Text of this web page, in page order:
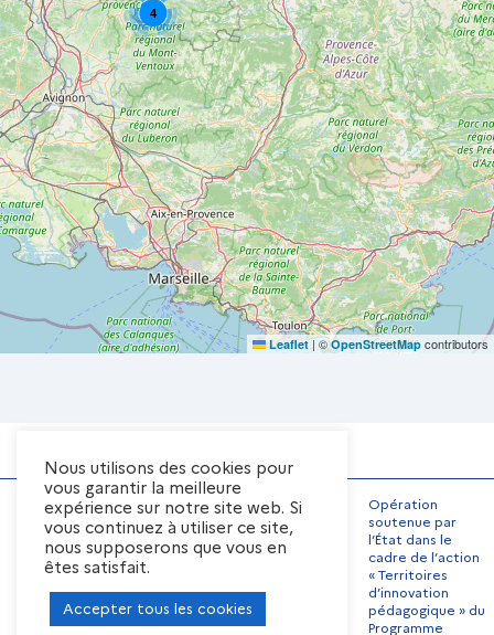
4
Leaflet |©OpenStreetMap contributors
Mentions Légales
d’utilisation
Préférences de cookies
Opération
soutenue par
l’État dans le
cadre de l’action
« Territoires
d’innovation
pédagogique » du
Programme
Nous utilisons des cookies pour
vous garantir la meilleure
expérience sur notre site web. Si
vous continuez à utiliser ce site,
nous supposerons que vous en
êtes satisfait.
Accepter tous les cookies